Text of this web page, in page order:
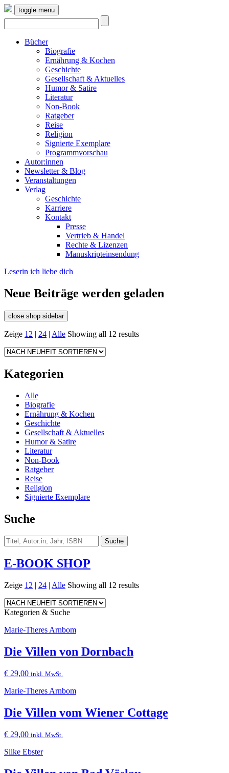
toggle menu
Bücher
Biografie
Ernährung & Kochen
Geschichte
Gesellschaft & Aktuelles
Humor & Satire
Literatur
Non-Book
Ratgeber
Reise
Religion
Signierte Exemplare
Programmvorschau
Autor:innen
Newsletter & Blog
Veranstaltungen
Verlag
Geschichte
Karriere
Kontakt
Presse
Vertrieb & Handel
Rechte & Lizenzen
Manuskripteinsendung
Leserin ich liebe dich
Neue Beiträge werden geladen
close shop sidebar
Zeige 12 | 24 | Alle Showing all 12 results
Kategorien
Alle
Biografie
Ernährung & Kochen
Geschichte
Gesellschaft & Aktuelles
Humor & Satire
Literatur
Non-Book
Ratgeber
Reise
Religion
Signierte Exemplare
Suche
E-BOOK SHOP
Zeige 12 | 24 | Alle Showing all 12 results
Kategorien & Suche
Marie-Theres Arnbom
Die Villen von Dornbach
€ 29,00 inkl. MwSt.
Marie-Theres Arnbom
Die Villen vom Wiener Cottage
€ 29,00 inkl. MwSt.
Silke Ebster